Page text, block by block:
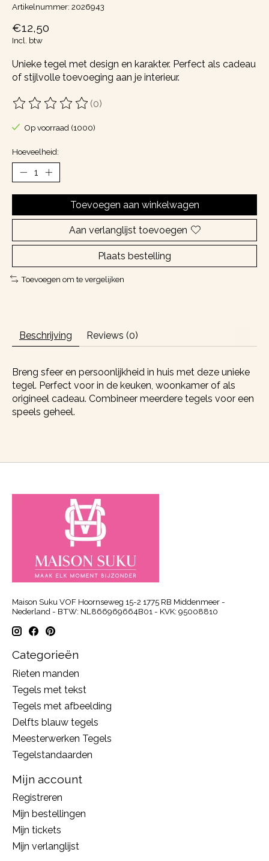
Artikelnummer: 2026943
€12,50
Incl. btw
Unieke tegel met design en karakter. Perfect als cadeau
of stijlvolle toevoeging aan je interieur.
De beoordeling van dit product is
(0)
Op voorraad (1000)
Hoeveelheid:
Toevoegen aan winkelwagen
Aan verlanglijst toevoegen
Plaats bestelling
Toevoegen om te vergelijken
Beschrijving Reviews (0)
Breng sfeer en persoonlijkheid in huis met deze unieke
tegel. Perfect voor in de keuken, woonkamer of als
origineel cadeau. Combineer meerdere tegels voor een
speels geheel.
Maison Suku VOF Hoornseweg 15-2 1775 RB Middenmeer -
Nederland - BTW: NL866969664B01 - KVK: 95008810
Categorieën
Rieten manden
Tegels met tekst
Tegels met afbeelding
Delfts blauw tegels
Meesterwerken Tegels
Tegelstandaarden
Mijn account
Registreren
Mijn bestellingen
Mijn tickets
Mijn verlanglijst